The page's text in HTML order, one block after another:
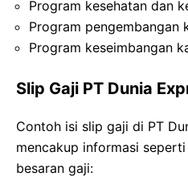
Program kesehatan dan
Program pengembangan
Program keseimbangan
Slip Gaji PT Dunia
Contoh isi slip gaji di PT
mencakup informasi
besaran gaji: